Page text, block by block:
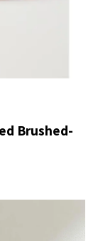
Brushed-